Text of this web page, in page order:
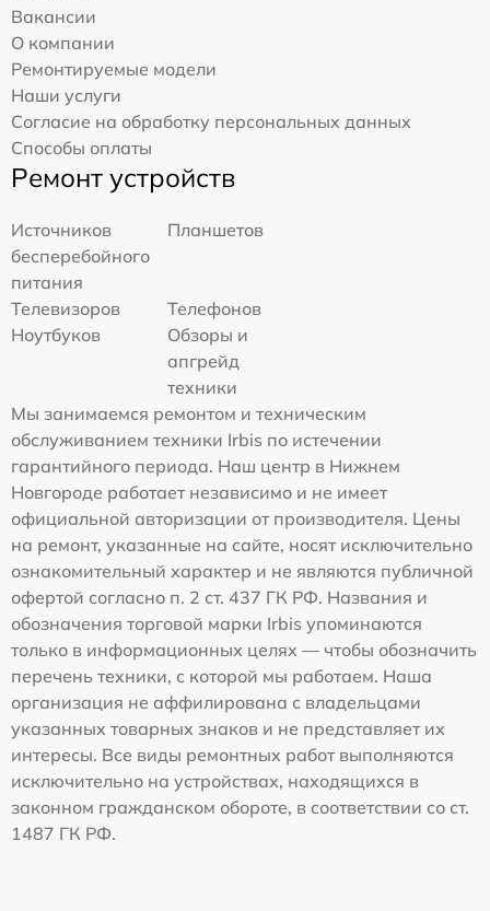
Вакансии
О компании
Ремонтируемые модели
Наши услуги
Согласие на обработку персональных данных
Способы оплаты
Ремонт устройств
Источников
бесперебойного
питания
Планшетов
Телевизоров
Телефонов
Ноутбуков
Обзоры и
апгрейд
техники
Мы занимаемся ремонтом и техническим
обслуживанием техники Irbis по истечении
гарантийного периода. Наш центр в Нижнем
Новгороде работает независимо и не имеет
официальной авторизации от производителя. Цены
на ремонт, указанные на сайте, носят исключительно
ознакомительный характер и не являются публичной
офертой согласно п. 2 ст. 437 ГК РФ. Названия и
обозначения торговой марки Irbis упоминаются
только в информационных целях — чтобы обозначить
перечень техники, с которой мы работаем. Наша
организация не аффилирована с владельцами
указанных товарных знаков и не представляет их
интересы. Все виды ремонтных работ выполняются
исключительно на устройствах, находящихся в
законном гражданском обороте, в соответствии со ст.
1487 ГК РФ.